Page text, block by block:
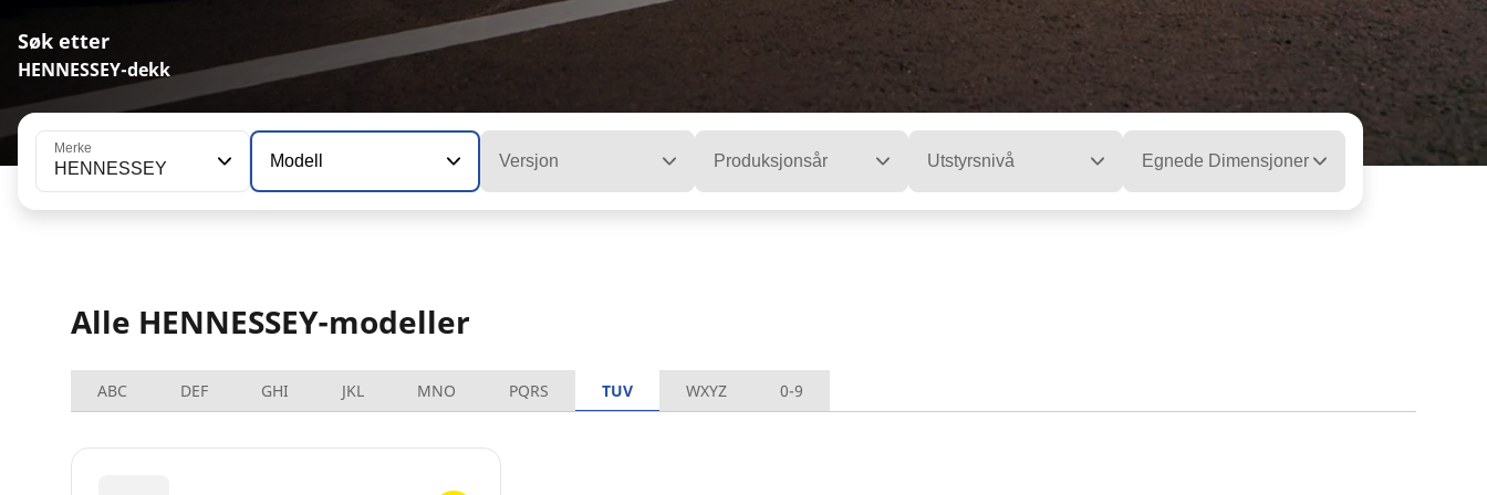
Søk etter
HENNESSEY-dekk
Merke
HENNESSEY Modell Versjon Produksjonsår Utstyrsnivå Egnede Dimensjoner
Alle HENNESSEY-modeller
ABC DEF GHI JKL MNO PQRS TUV WXYZ 0-9